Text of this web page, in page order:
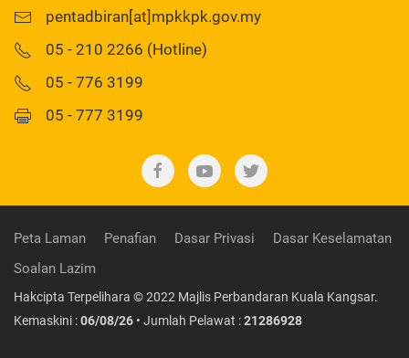
pentadbiran[at]mpkkpk.gov.my
05 - 210 2266 (Hotline)
05 - 776 3199
05 - 777 3199
Peta Laman Penafian Dasar Privasi
Dasar Keselamatan
Soalan Lazim
Hakcipta Terpelihara © 2022 Majlis Perbandaran Kuala Kangsar.
Kemaskini :06/08/26 • Jumlah Pelawat :21286928